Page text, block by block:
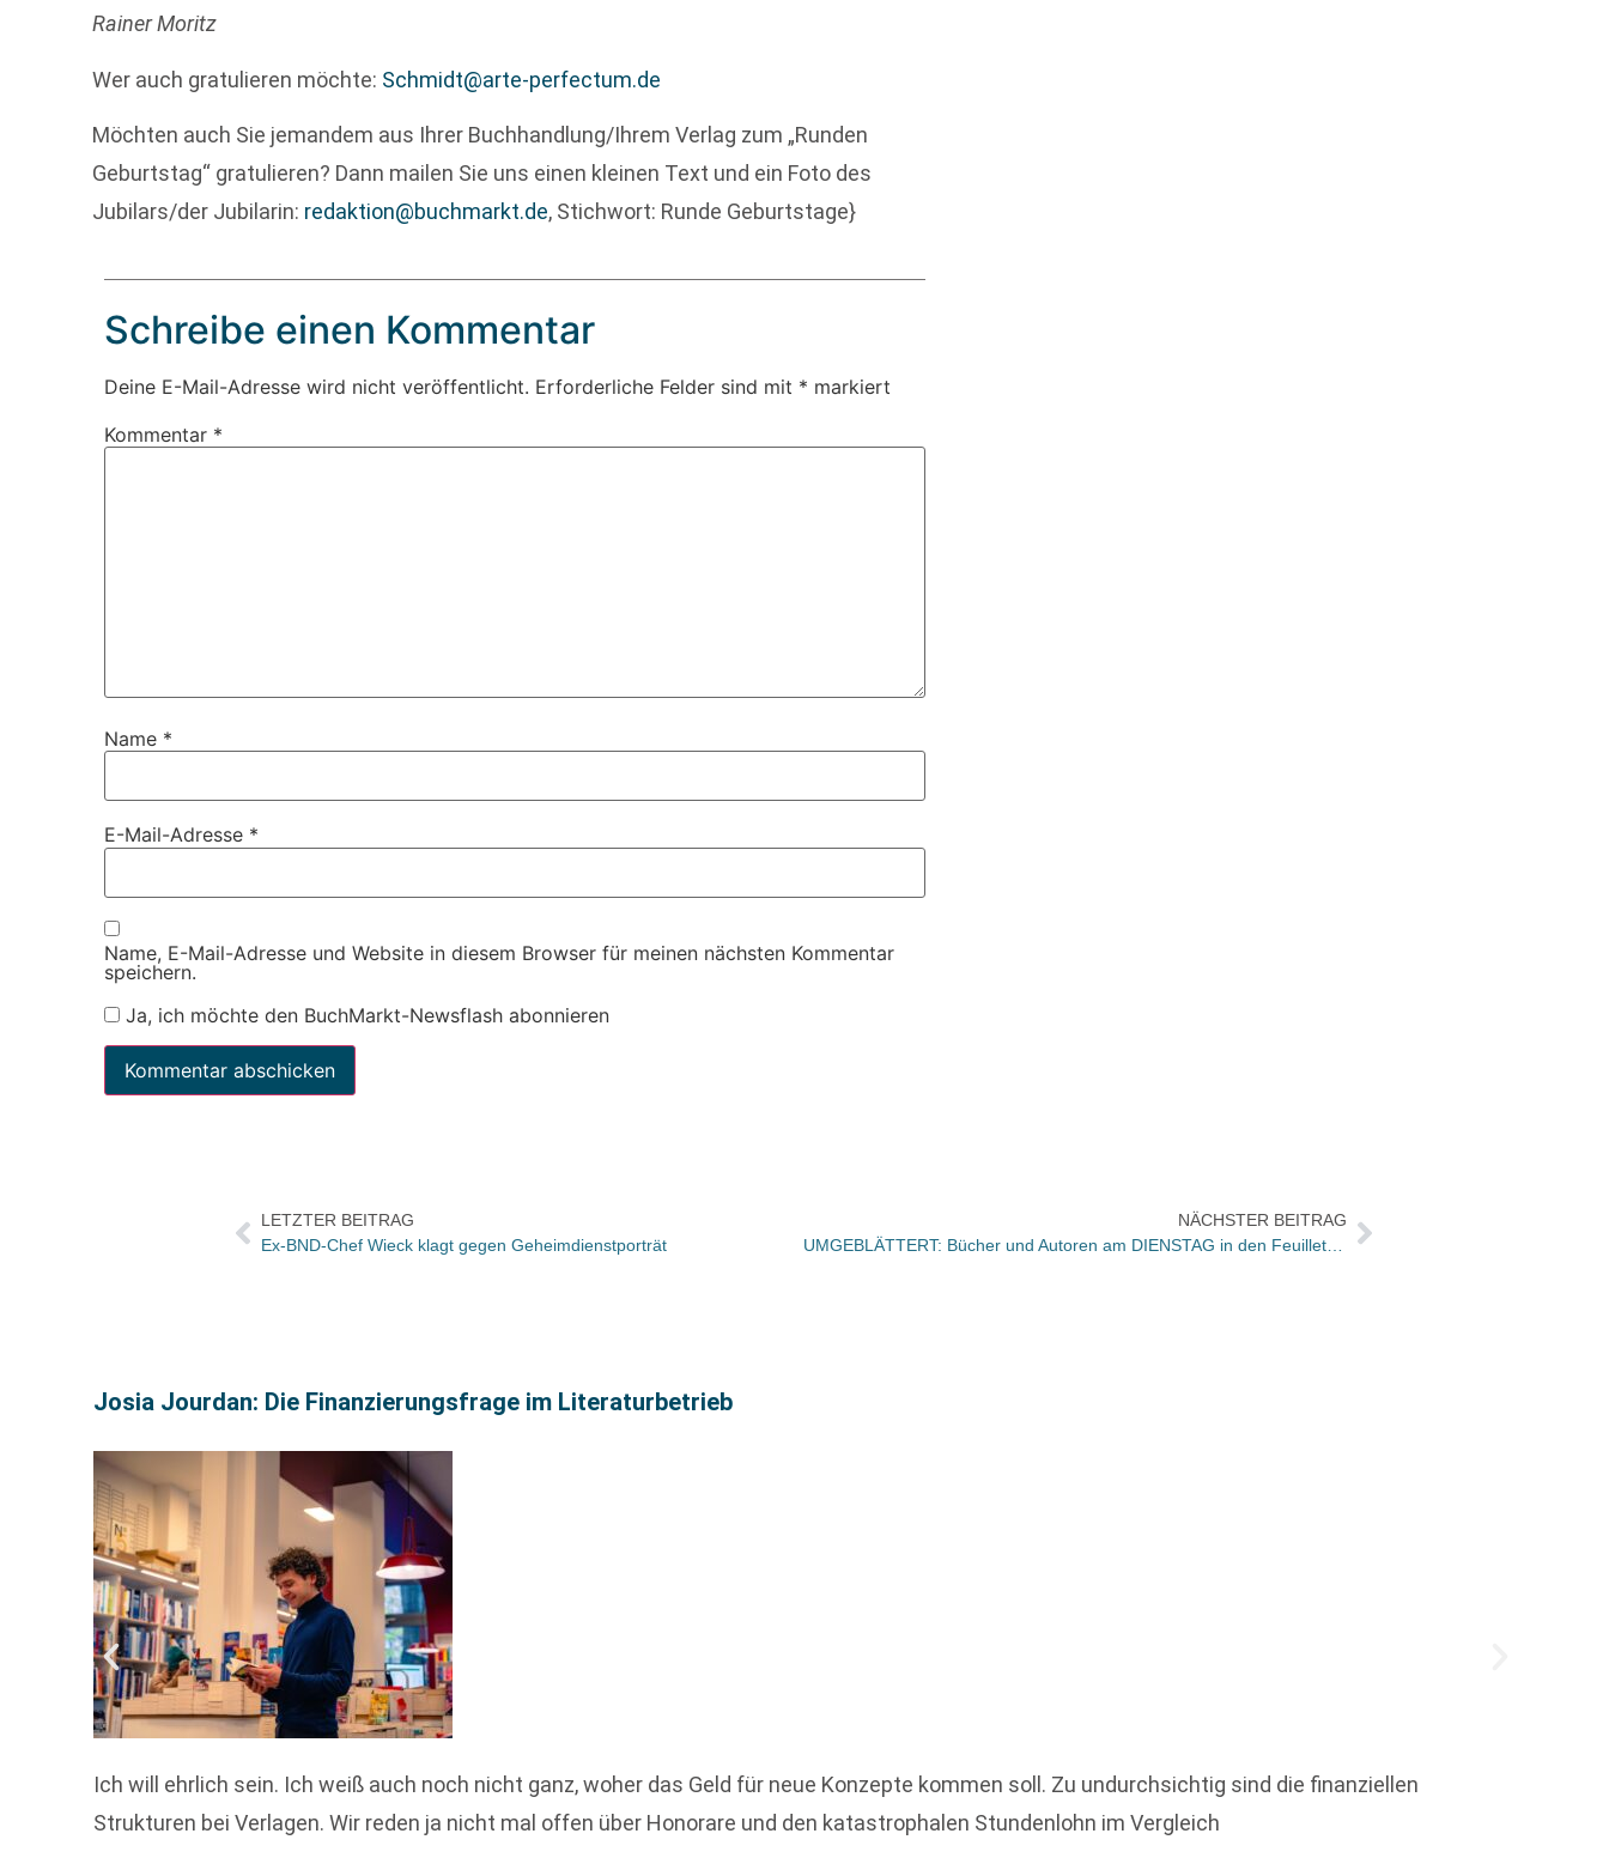
Rainer Moritz
Wer auch gratulieren möchte: Schmidt@arte-perfectum.de
Möchten auch Sie jemandem aus Ihrer Buchhandlung/Ihrem Verlag zum „Runden
Geburtstag“ gratulieren? Dann mailen Sie uns einen kleinen Text und ein Foto des
Jubilars/der Jubilarin: redaktion@buchmarkt.de, Stichwort: Runde Geburtstage}
Schreibe einen Kommentar
Deine E-Mail-Adresse wird nicht veröffentlicht. Erforderliche Felder sind mit * markiert
Kommentar *
Name *
E-Mail-Adresse *
Name, E-Mail-Adresse und Website in diesem Browser für meinen nächsten Kommentar
speichern.
Ja, ich möchte den BuchMarkt-Newsflash abonnieren
LETZTER BEITRAG
Ex-BND-Chef Wieck klagt gegen Geheimdienstporträt
NÄCHSTER BEITRAG
UMGEBLÄTTERT: Bücher und Autoren am DIENSTAG in den Feuilletons – und Berufswunsch: Dichter
Josia Jourdan: Die Finanzierungsfrage im Literaturbetrieb
Ich will ehrlich sein. Ich weiß auch noch nicht ganz, woher das Geld für neue Konzepte kommen soll. Zu undurchsichtig sind die finanziellen
Strukturen bei Verlagen. Wir reden ja nicht mal offen über Honorare und den katastrophalen Stundenlohn im Vergleich